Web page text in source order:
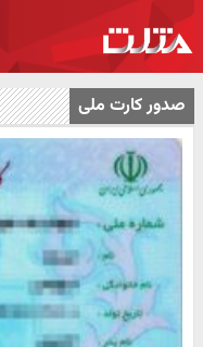
صدور کارت ملی